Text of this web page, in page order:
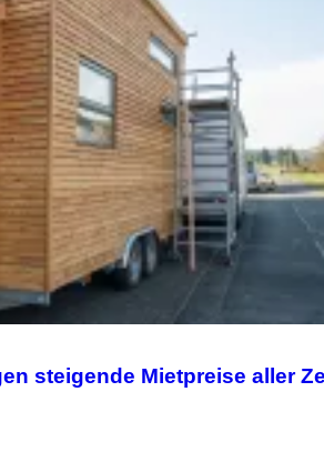
steigende Mietpreise aller